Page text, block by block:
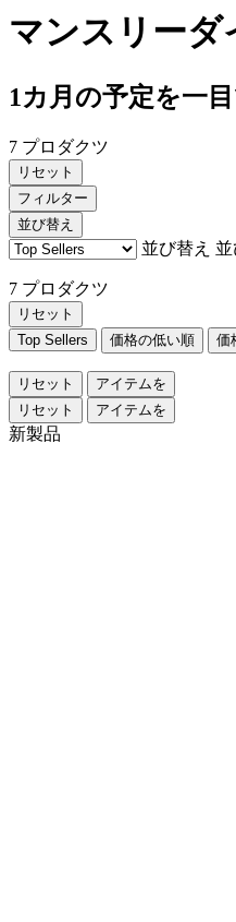
マンスリーダ
1カ月の予定を一
7 プロダクツ
リセット
フィルター
並び替え
並び替え 並
7 プロダクツ
リセット
Top Sellers
価格の低い順 価
リセット
アイテムを
リセット
アイテムを
新製品